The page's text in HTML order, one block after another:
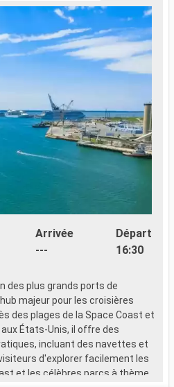
Arrivée
---
Départ
16:30
des plus grands ports de
majeur pour les croisières
des plages de la Space Coast et
États-Unis, il offre des
incluant des navettes et
d'explorer facilement les
et les célèbres parcs à thème